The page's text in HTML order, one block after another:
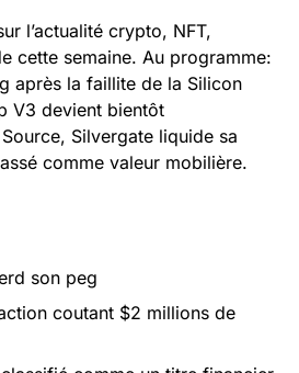
l’actualité crypto, NFT,
cette semaine. Au programme:
après la faillite de la Silicon
V3 devient bientôt
Silvergate liquide sa
comme valeur mobilière.
son peg
coutant $2 millions de